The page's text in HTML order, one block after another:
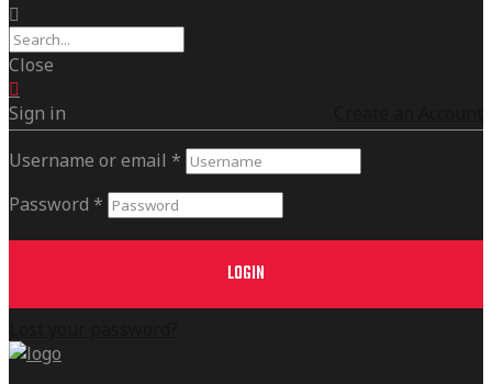
Close
Sign in
Username or email *
Password *
LOGIN